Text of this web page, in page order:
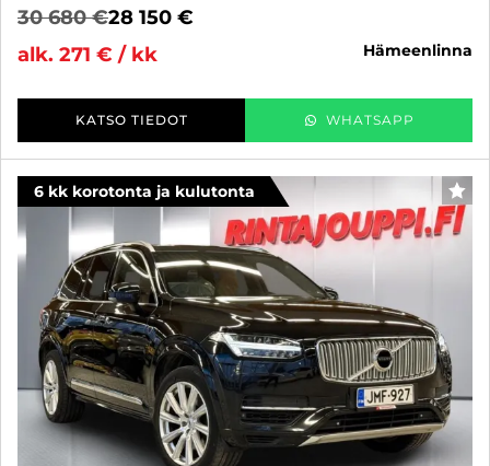
30 680 €28 150 €
alk. 271 € / kk
hämeenlinna
KATSO TIEDOT WHATSAPP
6 kk korotonta ja kulutonta